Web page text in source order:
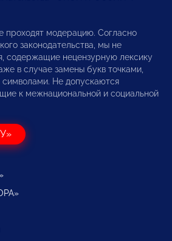
проходят модерацию. Согласно
законодательства, мы не
содержащие нецензурную лексику
в случае замены букв точками,
Не допускаются
к межнациональной и социальной